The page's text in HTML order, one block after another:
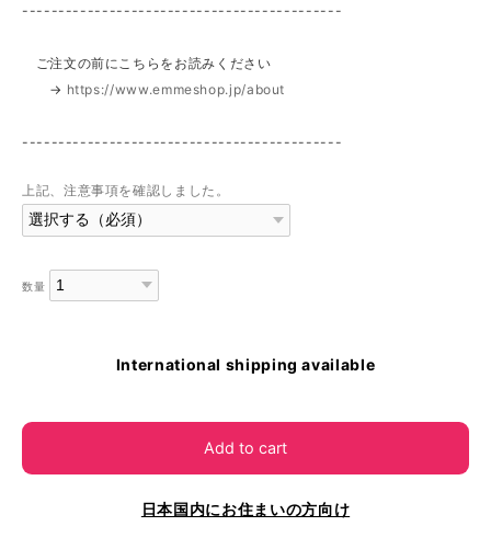
--------------------------------------------
ご注文の前にこちらをお読みください
→ https://www.emmeshop.jp/about
--------------------------------------------
上記、注意事項を確認しました。
数量
International shipping available
Add to cart
日本国内にお住まいの方向け